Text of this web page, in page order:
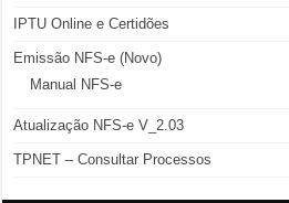
IPTU Online e Certidões
Emissão NFS-e (Novo)
Manual NFS-e
Atualização NFS-e V_2.03
TPNET – Consultar Processos